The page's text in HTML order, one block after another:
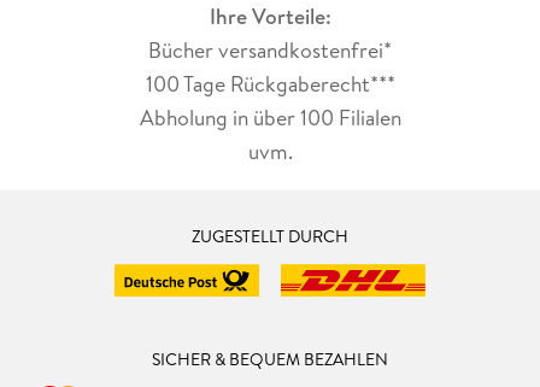
Ihre Vorteile:
Bücher versandkostenfrei*
100 Tage Rückgaberecht***
Abholung in über 100 Filialen
uvm.
ZUGESTELLT DURCH
SICHER & BEQUEM BEZAHLEN